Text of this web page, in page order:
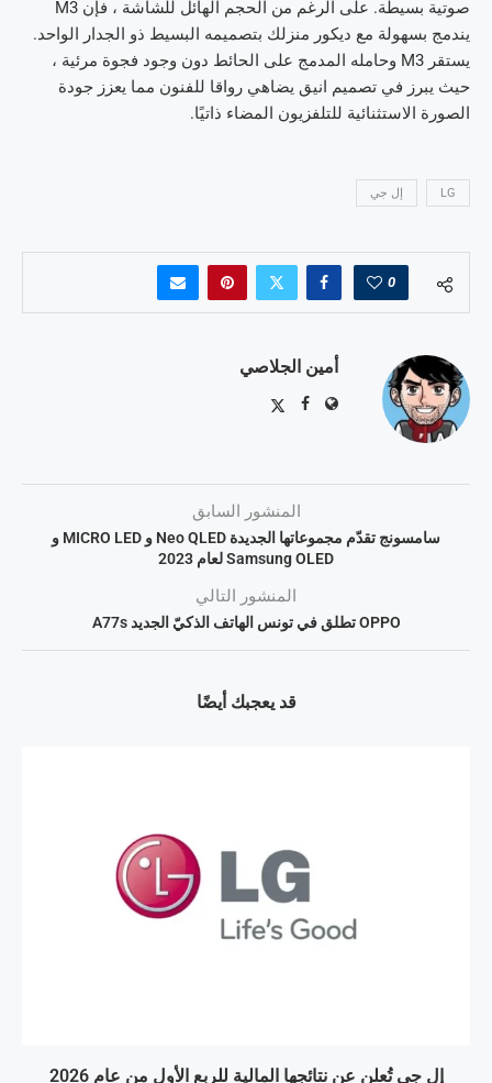
صوتية بسيطة. على الرغم من الحجم الهائل للشاشة ، فإن M3
يندمج بسهولة مع ديكور منزلك بتصميمه البسيط ذو الجدار الواحد.
يستقر M3 وحامله المدمج على الحائط دون وجود فجوة مرئية ،
حيث يبرز في تصميم انيق يضاهي رواقا للفنون مما يعزز جودة
الصورة الاستثنائية للتلفزيون المضاء ذاتيًا.
LG إل جي
0
أمين الجلاصي
المنشور السابق
سامسونج تقدّم مجموعاتها الجديدة Neo QLED و MICRO LED و
Samsung OLED لعام 2023
المنشور التالي
OPPO تطلق في تونس الهاتف الذكيّ الجديد A77s
قد يعجبك أيضًا
إل جي تُعلن عن نتائجها المالية للربع الأول من عام 2026